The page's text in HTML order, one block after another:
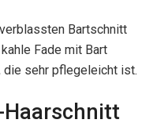
Bartschnitt
Fade mit Bart
die sehr pflegeleicht ist.